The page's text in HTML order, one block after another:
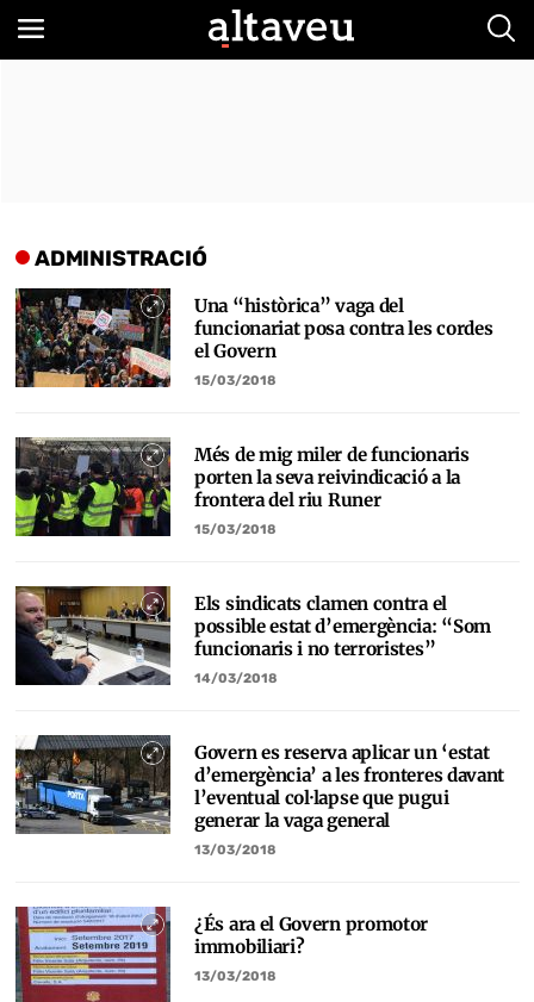
ADMINISTRACIÓ
Una “històrica” vaga del
funcionariat posa contra les cordes
el Govern
15/03/2018
Més de mig miler de funcionaris
porten la seva reivindicació a la
frontera del riu Runer
15/03/2018
Els sindicats clamen contra el
possible estat d’emergència: “Som
funcionaris i no terroristes”
14/03/2018
Govern es reserva aplicar un ‘estat
d’emergència’ a les fronteres davant
l’eventual col·lapse que pugui
generar la vaga general
13/03/2018
¿És ara el Govern promotor
immobiliari?
13/03/2018